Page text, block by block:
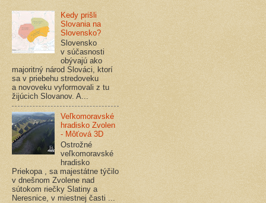
Kedy prišli
Slovania na
Slovensko?
Slovensko
v súčasnosti
obývajú ako
majoritný národ Slováci, ktorí
sa v priebehu stredoveku
a novoveku vyformovali z tu
žijúcich Slovanov. A...
Veľkomoravské
hradisko Zvolen
- Môťová 3D
Ostrožné
veľkomoravské
hradisko
Priekopa , sa majestátne týčilo
v dnešnom Zvolene nad
sútokom riečky Slatiny a
Neresnice, v miestnej časti ...